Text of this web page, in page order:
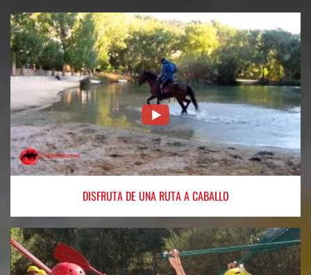
DISFRUTADE UNA RUTA A CABALLO